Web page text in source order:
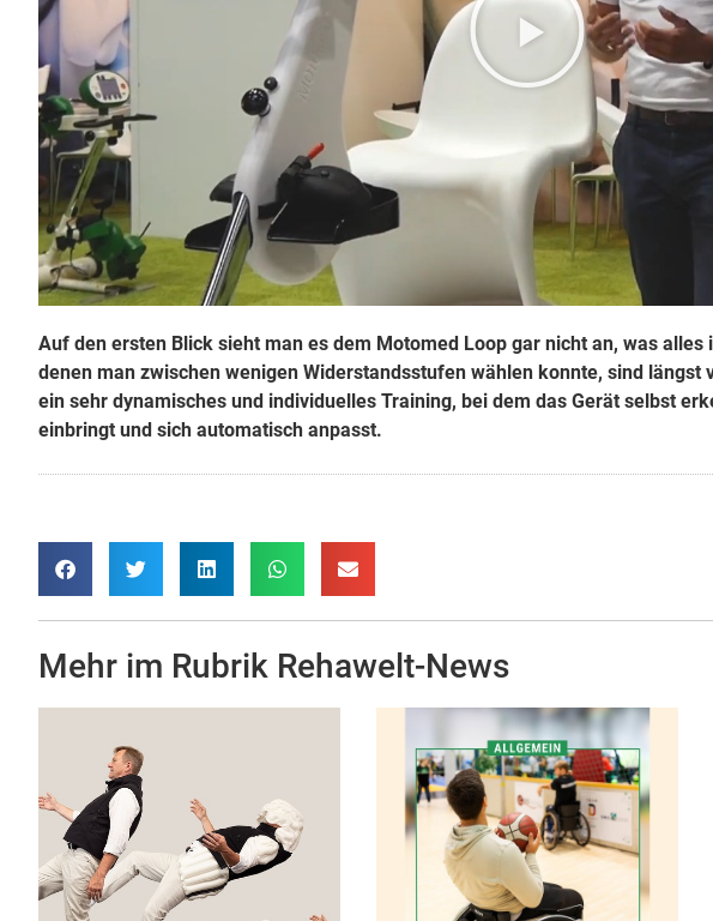
Auf den ersten Blick sieht man es dem Motomed Loop gar nicht an, was alles
denen man zwischen wenigen Widerstandsstufen wählen konnte, sind längst
ein sehr dynamisches und individuelles Training, bei dem das Gerät selbst
einbringt und sich automatisch anpasst.
Mehr im Rubrik Rehawelt-News